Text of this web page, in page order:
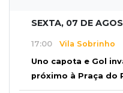
SEXTA, 07 DE
17:00 Vila Sobrinho
Uno capota e Gol
próximo à Praça do